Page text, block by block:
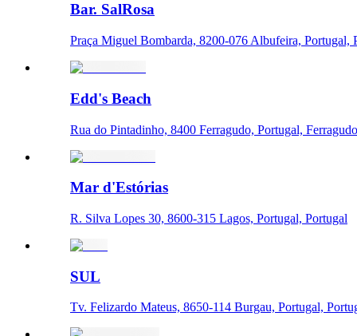
Bar. SalRosa
Praça Miguel Bombarda, 8200-076 Albufeira, Portugal,
Edd's Beach
Rua do Pintadinho, 8400 Ferragudo, Portugal, Ferragudo
Mar d'Estórias
R. Silva Lopes 30, 8600-315 Lagos, Portugal, Portugal
SUL
Tv. Felizardo Mateus, 8650-114 Burgau, Portugal,